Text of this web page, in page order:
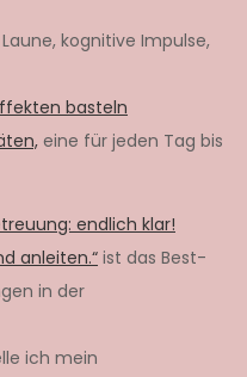
kognitive Impulse,
basteln
eine für jeden Tag bis
endlich klar!
anleiten.“ ist das Best-
in der
ich mein